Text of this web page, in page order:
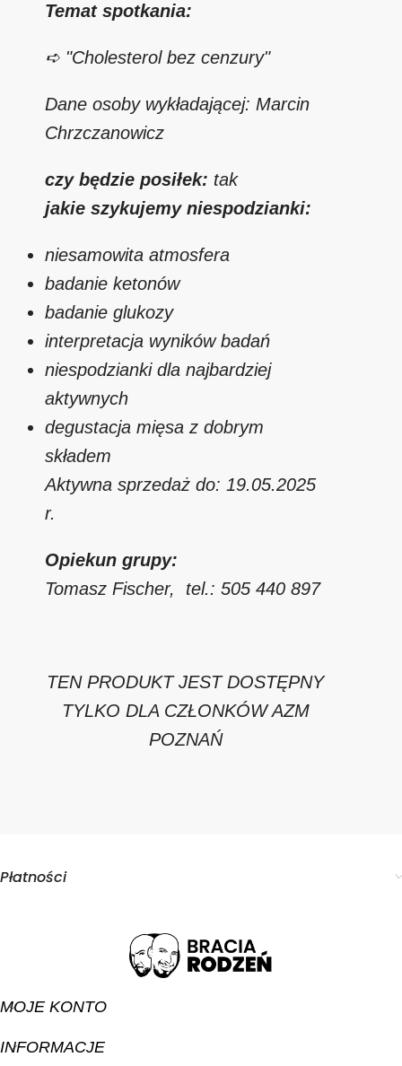
Temat spotkania:
➪ "Cholesterol bez cenzury"
Dane osoby wykładającej: Marcin
Chrzczanowicz
czy będzie posiłek: tak
jakie szykujemy niespodzianki:
niesamowita atmosfera
badanie ketonów
badanie glukozy
interpretacja wyników badań
niespodzianki dla najbardziej
aktywnych
degustacja mięsa z dobrym
składem
Aktywna sprzedaż do: 19.05.2025
r.
Opiekun grupy:
Tomasz Fischer, tel.: 505 440 897
TEN PRODUKT JEST DOSTĘPNY
TYLKO DLA CZŁONKÓW AZM
POZNAŃ
Płatności
MOJE KONTO
INFORMACJE